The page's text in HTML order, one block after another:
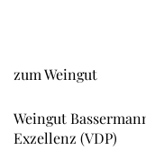
zum Weingut
Weingut
Exzellenz (VDP)